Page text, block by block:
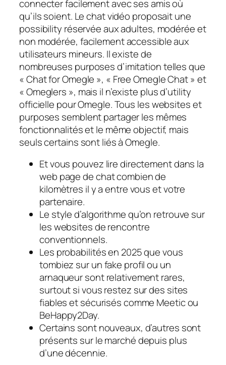
connecter facilement avec ses amis où
qu’ils soient. Le chat vidéo proposait une
possibility réservée aux adultes, modérée et
non modérée, facilement accessible aux
utilisateurs mineurs. Il existe de
nombreuses purposes d’imitation telles que
« Chat for Omegle », « Free Omegle Chat » et
« Omeglers », mais il n’existe plus d’utility
officielle pour Omegle. Tous les websites et
purposes semblent partager les mêmes
fonctionnalités et le même objectif, mais
seuls certains sont liés à Omegle.
Et vous pouvez lire directement dans la
web page de chat combien de
kilomètres il y a entre vous et votre
partenaire.
Le style d’algorithme qu’on retrouve sur
les websites de rencontre
conventionnels.
Les probabilités en 2025 que vous
tombiez sur un fake profil ou un
arnaqueur sont relativement rares,
surtout si vous restez sur des sites
fiables et sécurisés comme Meetic ou
BeHappy2Day.
Certains sont nouveaux, d’autres sont
présents sur le marché depuis plus
d’une décennie.